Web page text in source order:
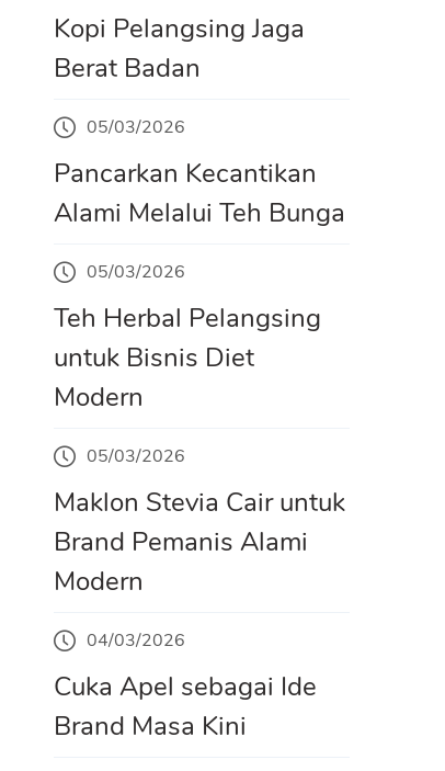
Kopi Pelangsing Jaga
Berat Badan
05/03/2026
Pancarkan Kecantikan
Alami Melalui Teh Bunga
05/03/2026
Teh Herbal Pelangsing
untuk Bisnis Diet
Modern
05/03/2026
Maklon Stevia Cair untuk
Brand Pemanis Alami
Modern
04/03/2026
Cuka Apel sebagai Ide
Brand Masa Kini